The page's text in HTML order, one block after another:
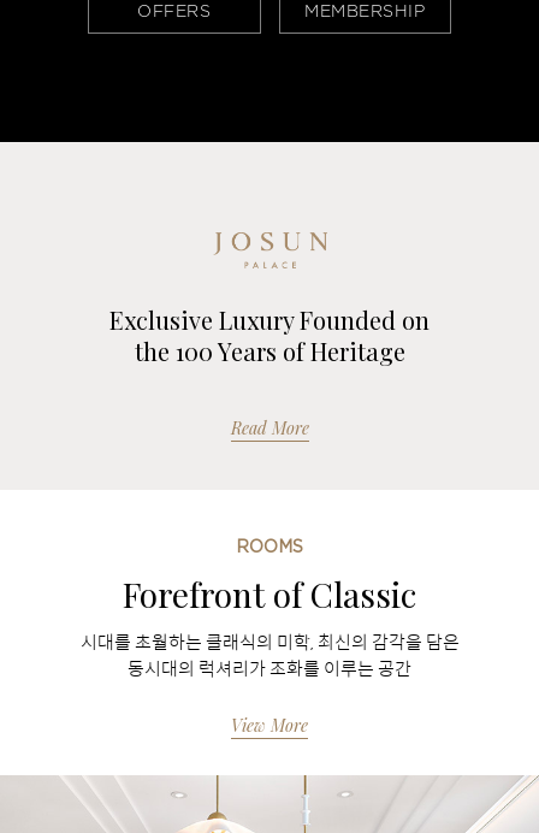
OFFERS MEMBERSHIP
Exclusive Luxury Founded on
the 100 Years of Heritage
Read More
ROOMS
Forefront of Classic
시대를 초월하는 클래식의 미학, 최신의 감각을 담은
동시대의 럭셔리가 조화를 이루는 공간
View More